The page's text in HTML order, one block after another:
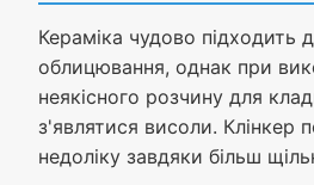
Кераміка чудово підходить
облицювання, однак при
неякісного розчину для
з'являтися висоли. Клінкер
недоліку завдяки більш